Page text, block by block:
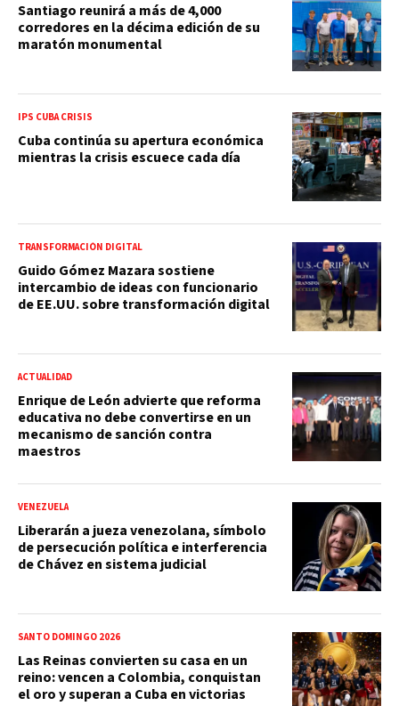
Santiago reunirá a más de 4,000
corredores en la décima edición de su
maratón monumental
IPS CUBA CRISIS
Cuba continúa su apertura económica
mientras la crisis escuece cada día
TRANSFORMACIÓN DIGITAL
Guido Gómez Mazara sostiene
intercambio de ideas con funcionario
de EE.UU. sobre transformación digital
ACTUALIDAD
Enrique de León advierte que reforma
educativa no debe convertirse en un
mecanismo de sanción contra
maestros
VENEZUELA
Liberarán a jueza venezolana, símbolo
de persecución política e interferencia
de Chávez en sistema judicial
SANTO DOMINGO 2026
Las Reinas convierten su casa en un
reino: vencen a Colombia, conquistan
el oro y superan a Cuba en victorias